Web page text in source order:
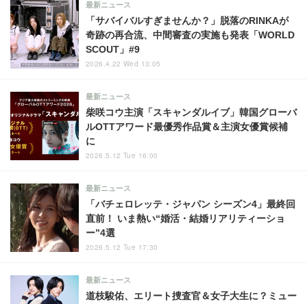
「サバイバルすぎませんか？」脱落のRINKAが
奇跡の再合流、中間審査の実施も発表「WORLD
SCOUT」#9
最新ニュース
2026.4.22 Wed 13:05
柴咲コウ主演「スキャンダルイブ」韓国グローバ
ルOTTアワード最優秀作品賞＆主演女優賞候補
に
最新ニュース
2026.5.12 Tue 16:00
「バチェロレッテ・ジャパン シーズン4」最終回
直前！ いま熱い“婚活・結婚リアリティーショ
ー”4選
最新ニュース
2026.5.12 Tue 17:30
道枝駿佑、エリート捜査官＆女子大生に？ミュー
最新ニュース